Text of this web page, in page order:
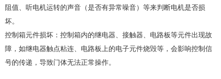
阻值、听电机运转的声音（是否有异常噪音）等来判断电机是否损
坏。
控制箱元件损坏：控制箱内的继电器、接触器、电路板等元件出现故
障，如继电器触点粘连、电路板上的电子元件烧毁等，会影响控制信
号的传递，导致门体无法正常操作。